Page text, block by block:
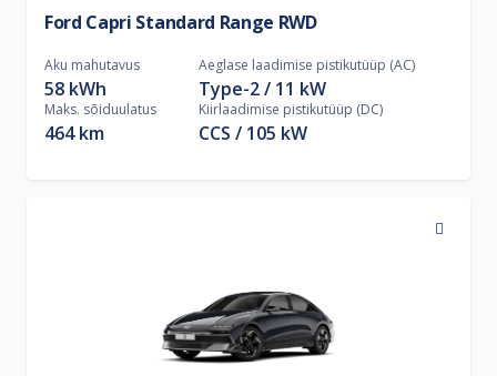
Ford Capri Standard Range RWD
Aku mahutavus
58 kWh
Maks. sõiduulatus
464 km
Aeglase laadimise pistikutüüp (AC)
Type-2 11 kW
Kiirlaadimise pistikutüüp (DC)
CCS 105 kW